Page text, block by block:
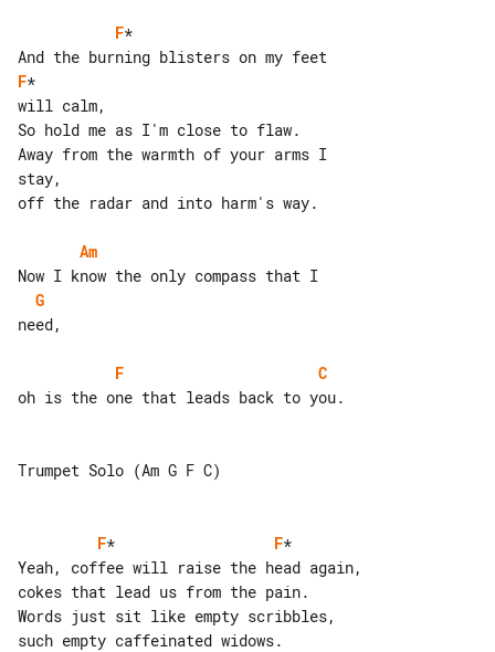
F*
F*
will calm,
Away from the warmth of your arms I
stay,
off the radar and into harm's way.
Am
G
need,
F
C
oh is the one that leads back to you.
Trumpet Solo (Am G F C)
F* F*
Yeah, coffee will raise the head again,
cokes that lead us from the pain.
Words just sit like empty scribbles,
such empty caffeinated widows.